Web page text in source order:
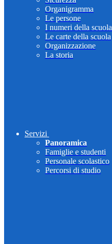
Organigramma
Le persone
I numeri della scuola
Le carte della scuola
Organizzazione
La storia
Servizi
Panoramica
Famiglie e studenti
Personale scolastico
Percorsi di studio